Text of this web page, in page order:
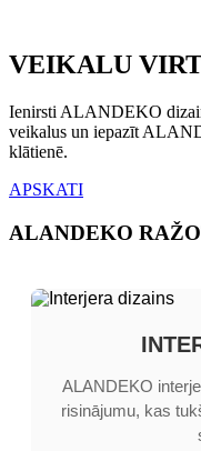
VEIKALU
Ienirsti ALANDEKO
veikalus un iepazīt
klātienē.
APSKATI
ALANDEKO
ALANDEKO
risinājumu, kas